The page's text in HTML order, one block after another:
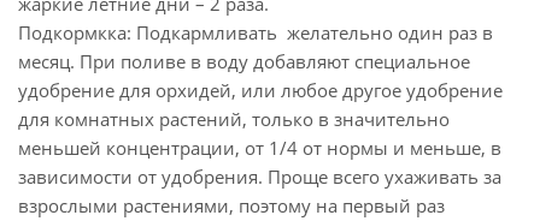
Подкормкка: Подкармливать желательно один раз в
месяц. При поливе в воду добавляют специальное
удобрение для орхидей, или любое другое удобрение
для комнатных растений, только в значительно
меньшей концентрации, от 1/4 от нормы и меньше, в
зависимости от удобрения. Проще всего ухаживать за
взрослыми растениями, поэтому на первый раз